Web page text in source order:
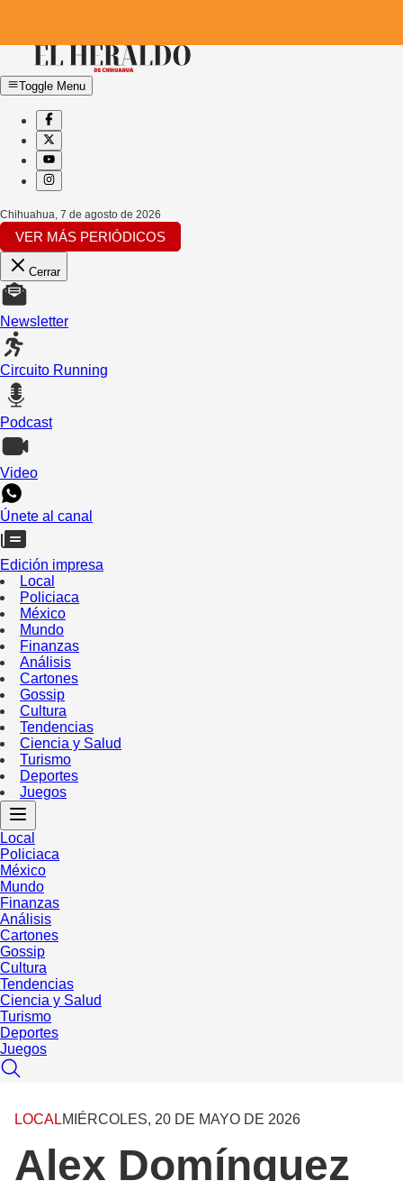
Toggle Menu
Chihuahua 7 de agosto de 2026
VER MÁS PERIÓDICOS
Cerrar
Newsletter
Circuito Running
Podcast
Video
Únete al canal
Edición impresa
Local
Policiaca
México
Mundo
Finanzas
Análisis
Cartones
Gossip
Cultura
Tendencias
Ciencia y Salud
Turismo
Deportes
Juegos
Local
Policiaca
México
Mundo
Finanzas
Análisis
Cartones
Gossip
Cultura
Tendencias
Ciencia y Salud
Turismo
Deportes
Juegos
LOCALMIÉRCOLES, 20 DE MAYO DE 2026
Alex Domínguez